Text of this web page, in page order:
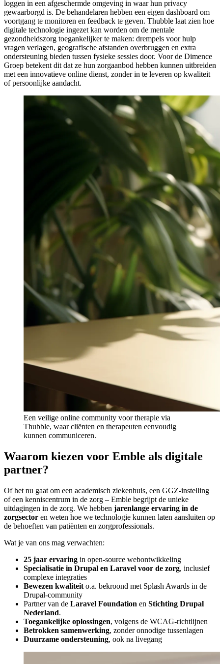
loggen in een afgeschermde omgeving in waar hun privacy
gewaarborgd is. De behandelaren hebben een eigen dashboard om
voortgang te monitoren en feedback te geven. Thubble laat zien hoe
digitale technologie ingezet kan worden om de mentale
gezondheidszorg toegankelijker te maken: drempels voor hulp
vragen verlagen, geografische afstanden overbruggen en extra
ondersteuning bieden tussen fysieke sessies door. Voor de Dimence
Groep betekent dit dat ze hun zorgaanbod hebben kunnen uitbreiden
met een innovatieve online dienst, zonder in te leveren op kwaliteit
of persoonlijke aandacht.
Een veilige online community voor therapie via
Thubble, waar cliënten en therapeuten eenvoudig
kunnen communiceren.
Waarom kiezen voor Emble als digitale
partner?
Of het nu gaat om een academisch ziekenhuis, een GGZ-instelling
of een kenniscentrum in de zorg – Emble begrijpt de unieke
uitdagingen in de zorg. We hebben jarenlange ervaring in de
zorgsector en weten hoe we technologie kunnen laten aansluiten op
de behoeften van patiënten en zorgprofessionals.
Wat je van ons mag verwachten:
25 jaar ervaring in open-source webontwikkeling
Specialisatie in Drupal en Laravel voor de zorg, inclusief
complexe integraties
Bewezen kwaliteit o.a. bekroond met Splash Awards in de
Drupal-community
Partner van de Laravel Foundation en Stichting Drupal
Nederland.
Toegankelijke oplossingen, volgens de WCAG-richtlijnen
Betrokken samenwerking, zonder onnodige tussenlagen
Duurzame ondersteuning, ook na livegang